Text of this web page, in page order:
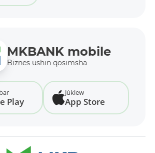
MKBANK mobile
Biznes ushın qosımsha
Play
Júklew
App Store